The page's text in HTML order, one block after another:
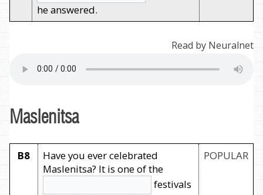
he answered.
Read by Neuralnet
Maslenitsa
B8
Have you ever celebrated
Maslenitsa? It is one of the
festivals
POPULAR